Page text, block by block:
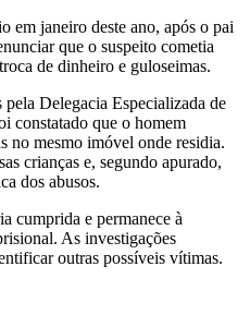
em janeiro deste ano, após o pai
que o suspeito cometia
de dinheiro e guloseimas.
Delegacia Especializada de
constatado que o homem
no mesmo imóvel onde residia.
crianças e, segundo apurado,
dos abusos.
cumprida e permanece à
As investigações
outras possíveis vítimas.